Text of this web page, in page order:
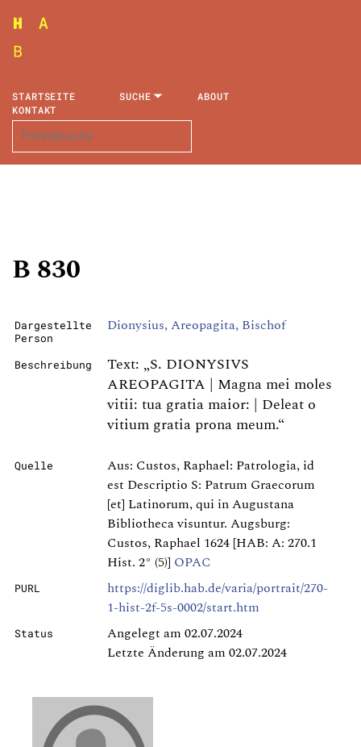
STARTSEITE SUCHE
ABOUT
KONTAKT
B 830
Dargestellte
Person
Dionysius, Areopagita, Bischof
Beschreibung
Text: „S. DIONYSIVS
AREOPAGITA | Magna mei moles
vitii: tua gratia maior: | Deleat o
vitium gratia prona meum.“
Quelle
Aus: Custos, Raphael: Patrologia, id
est Descriptio S: Patrum Graecorum
[et] Latinorum, qui in Augustana
Bibliotheca visuntur. Augsburg:
Custos, Raphael 1624 [HAB: A: 270.1
Hist. 2° (5)] OPAC
PURL
https://diglib.hab.de/varia/portrait/270-
1-hist-2f-5s-0002/start.htm
Status
Angelegt am 02.07.2024
Letzte Änderung am 02.07.2024